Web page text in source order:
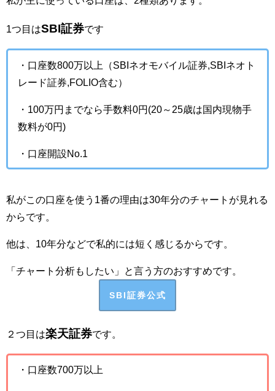
1つ目はSBI証券です
・口座数800万以上（SBIネオモバイル証券,SBIネオト
レード証券,FOLIO含む）
・100万円までなら手数料0円(20～25歳は国内現物手
数料が0円)
・口座開設No.1
私がこの口座を使う1番の理由は30年分のチャートが見れる
からです。
他は、10年分などで私的には短く感じるからです。
「チャート分析もしたい」と言う方のおすすめです。
SBI証券公式
２つ目は楽天証券です。
・口座数700万以上